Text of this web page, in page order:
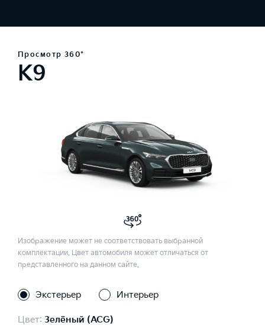
Просмотр 360°
K9
Изображение может не соответствовать выбранной
комплектации. Цвет автомобиля может отличаться от
представленного на данном сайте.
Экстерьер Интерьер
Цвет: Зелёный (ACG)